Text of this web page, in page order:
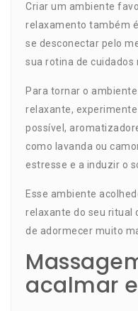
Criar um ambiente
relaxamento também
se desconectar pelo
sua rotina de cuidados
Para tornar o
relaxante,
possível,
como lavanda ou
estresse e a induzir o
Esse ambiente
relaxante do seu ritual
de adormecer muito
acalmar